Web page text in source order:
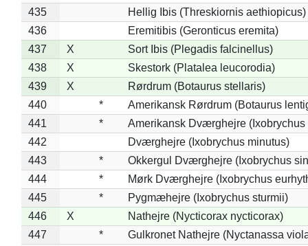
435
Hellig Ibis (Threskiornis aethiopicus)
436
Eremitibis (Geronticus eremita)
437
X
Sort Ibis (Plegadis falcinellus)
438
X
Skestork (Platalea leucorodia)
439
X
Rørdrum (Botaurus stellaris)
440
*
Amerikansk Rørdrum (Botaurus
441
*
Amerikansk Dværghejre (Ixobrychus
442
Dværghejre (Ixobrychus minutus)
443
*
Okkergul Dværghejre (Ixobrychus
444
*
Mørk Dværghejre (Ixobrychus
445
*
Pygmæhejre (Ixobrychus sturmii)
446
X
Nathejre (Nycticorax nycticorax)
447
*
Gulkronet Nathejre (Nyctanassa